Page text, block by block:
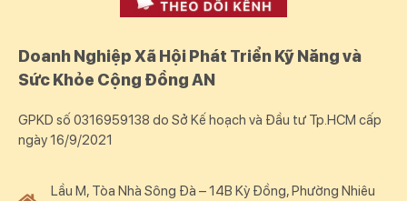
Doanh Nghiệp Xã Hội Phát Triển Kỹ Năng và
Sức Khỏe Cộng Đồng AN
GPKD số 0316959138 do Sở Kế hoạch và Đầu tư Tp.HCM cấp
ngày 16/9/2021
Lầu M, Tòa Nhà Sông Đà – 14B Kỳ Đồng, Phường Nhiêu